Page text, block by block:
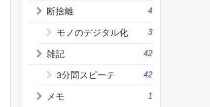
断捨離 4
モノのデジタル化 3
雑記 42
3分間スピーチ 42
メモ 1